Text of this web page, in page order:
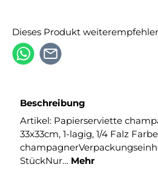
Dieses Produkt
Beschreibung
Artikel: Papierserviette
33x33cm, 1-lagig, 1/4 Falz
StückNur… Mehr